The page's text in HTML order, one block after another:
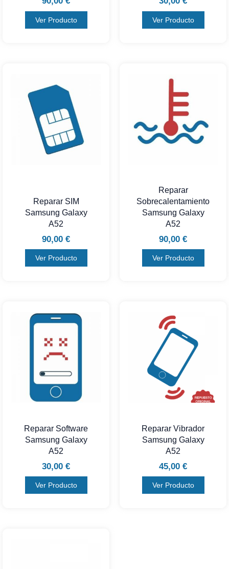
Ver Producto Ver Producto
Reparar SIM
Samsung Galaxy
A52
90,00 €
Ver Producto
Reparar
Sobrecalentamiento
Samsung Galaxy
A52
90,00 €
Ver Producto
Reparar Software
Samsung Galaxy
A52
30,00 €
Ver Producto
Reparar Vibrador
Samsung Galaxy
A52
45,00 €
Ver Producto